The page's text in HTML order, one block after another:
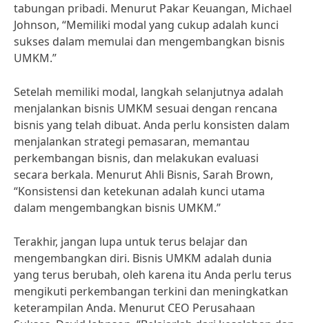
tabungan pribadi. Menurut Pakar Keuangan, Michael
Johnson, “Memiliki modal yang cukup adalah kunci
sukses dalam memulai dan mengembangkan bisnis
UMKM.”
Setelah memiliki modal, langkah selanjutnya adalah
menjalankan bisnis UMKM sesuai dengan rencana
bisnis yang telah dibuat. Anda perlu konsisten dalam
menjalankan strategi pemasaran, memantau
perkembangan bisnis, dan melakukan evaluasi
secara berkala. Menurut Ahli Bisnis, Sarah Brown,
“Konsistensi dan ketekunan adalah kunci utama
dalam mengembangkan bisnis UMKM.”
Terakhir, jangan lupa untuk terus belajar dan
mengembangkan diri. Bisnis UMKM adalah dunia
yang terus berubah, oleh karena itu Anda perlu terus
mengikuti perkembangan terkini dan meningkatkan
keterampilan Anda. Menurut CEO Perusahaan